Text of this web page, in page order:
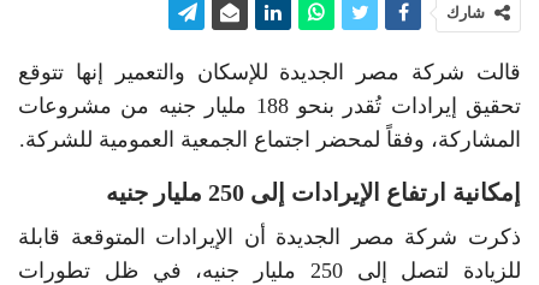
شارك
قالت شركة مصر الجديدة للإسكان والتعمير إنها تتوقع
تحقيق إيرادات تُقدر بنحو 188 مليار جنيه من مشروعات
المشاركة، وفقاً لمحضر اجتماع الجمعية العمومية للشركة.
إمكانية ارتفاع الإيرادات إلى 250 مليار جنيه
ذكرت شركة مصر الجديدة أن الإيرادات المتوقعة قابلة
للزيادة لتصل إلى 250 مليار جنيه، في ظل تطورات